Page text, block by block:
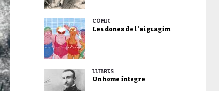
CÒMIC
Les dones de l’aiguagim
LLIBRES
Un home íntegre